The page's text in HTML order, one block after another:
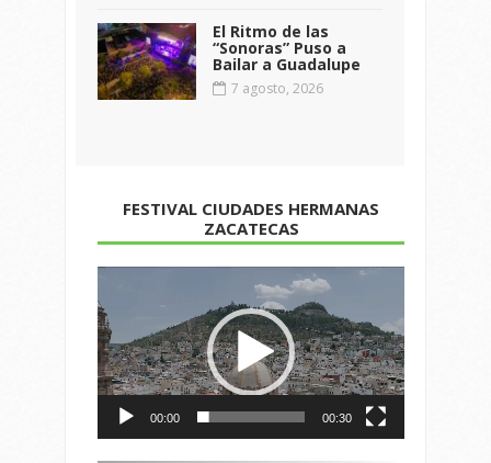
El Ritmo de las
“Sonoras” Puso a
Bailar a Guadalupe
7 agosto, 2026
FESTIVAL CIUDADES HERMANAS
ZACATECAS
de
vídeo
00:00 00:30